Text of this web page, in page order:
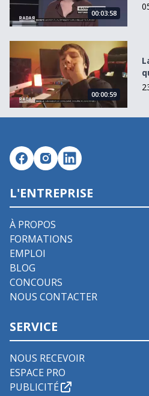
00:03:58
La cocaïne rapporte plus que
00:00:59
L'ENTREPRISE
À PROPOS
FORMATIONS
EMPLOI
BLOG
CONCOURS
NOUS CONTACTER
SERVICE
NOUS RECEVOIR
ESPACE PRO
PUBLICITÉ